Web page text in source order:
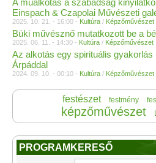
A műalkotás a szabadság
Einspach & Czapolai Művészeti
2025. 10. 21. - 16:00 - Kultúra / Képzőművészet
Büki művésznő mutatkozott be a
2025. 06. 11. - 14:30 - Kultúra / Képzőművészet
Az alkotás egy spirituális gyakorlás
Árpáddal
2024. 09. 10. - 00:10 - Kultúra / Képzőművészet
festészet festmény
képzőművészet
PROGRAMKERESŐ